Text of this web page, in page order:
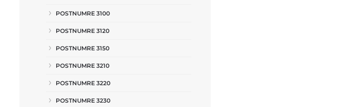
POSTNUMRE 3100
POSTNUMRE 3120
POSTNUMRE 3150
POSTNUMRE 3210
POSTNUMRE 3220
POSTNUMRE 3230